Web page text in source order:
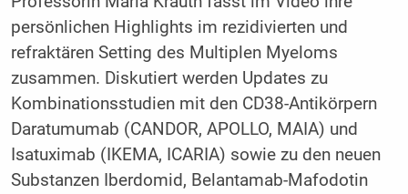
persönlichen Highlights im rezidivierten und
refraktären Setting des Multiplen Myeloms
zusammen. Diskutiert werden Updates zu
Kombinationsstudien mit den CD38-Antikörpern
Daratumumab (CANDOR, APOLLO, MAIA) und
Isatuximab (IKEMA, ICARIA) sowie zu den neuen
Substanzen Iberdomid, Belantamab-Mafodotin